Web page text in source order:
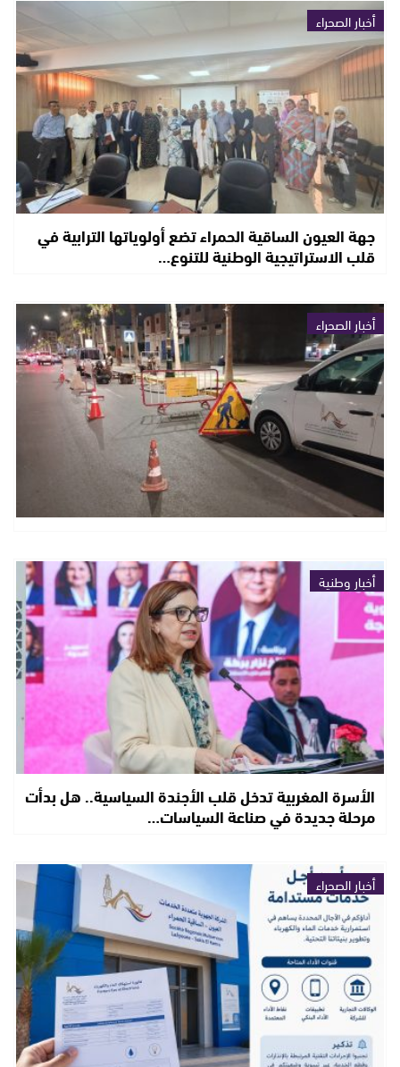
أخبار الصحراء
جهة العيون الساقية الحمراء تضع أولوياتها الترابية في
قلب الاستراتيجية الوطنية للتنوع…
أخبار الصحراء
أخبار وطنية
الأسرة المغربية تدخل قلب الأجندة السياسية.. هل بدأت
مرحلة جديدة في صناعة السياسات…
أخبار الصحراء